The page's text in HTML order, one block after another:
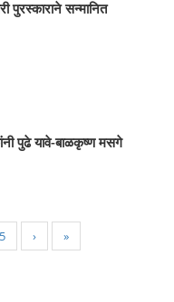
पुरस्काराने सन्मानित
पुढे यावे-बाळकृष्ण मसगे
5 › »